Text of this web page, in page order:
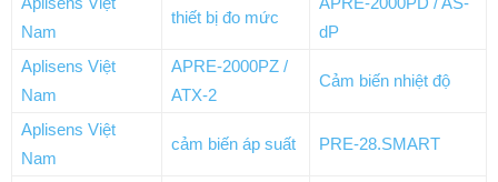
Nam
thiết bị đo mức
dP
Aplisens Việt
Nam
APRE-2000PZ /
ATX-2
Cảm biến nhiệt độ
Aplisens Việt
Nam
cảm biến áp suất PRE-28.SMART